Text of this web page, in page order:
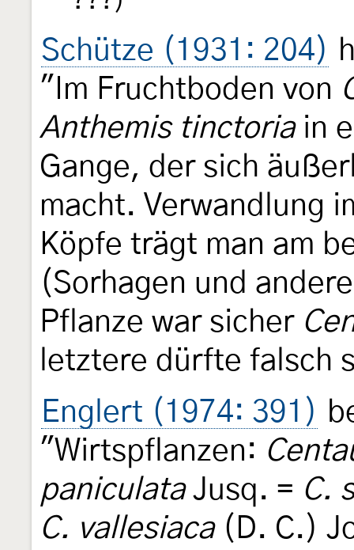
Schütze (1931: 204)
"Im Fruchtboden von
Anthemis tinctoriain
Gange, der sich
macht. Verwandlung
Köpfe trägt man am
(Sorhagen und
Pflanze war sicher
letztere dürfte falsch
Englert (1974: 391)
"Wirtspflanzen:
paniculataJusq. = C.
C. vallesiaca(D. C.)